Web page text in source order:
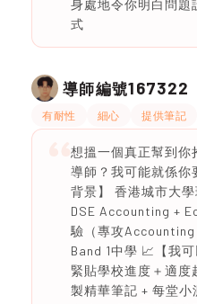
身處地令你明白問題
式
導師編號167322
有耐性 細心 提供筆記
想搵一個真正幫到
導師？我可能就係你
背景】 香港城市大
DSE Accounting +
驗（專攻
Band 1中學 📈【我
緊貼學校進度＋適度
製精華筆記 + 每堂小